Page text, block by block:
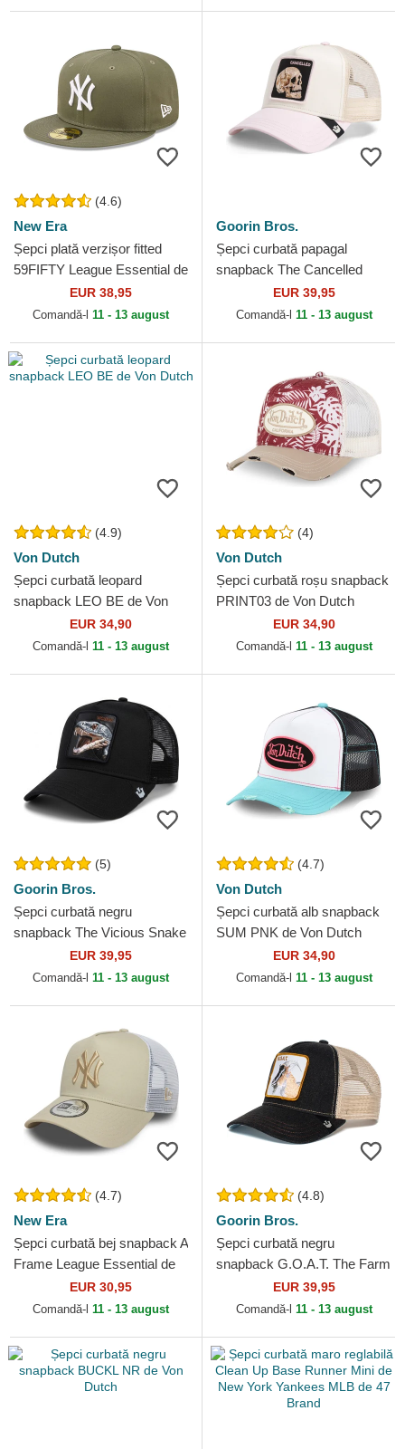
(4.6)
New Era
Șepci plată verzișor fitted
59FIFTY League Essential de
New York Yankees MLB de
New Era
EUR 38,95
Comandă-l 11 - 13 august
Goorin Bros.
Șepci curbată papagal
snapback The Cancelled
Skull Whisper The Farm
Goorin Bros.
EUR 39,95
Comandă-l 11 - 13 august
(4.9)
Von Dutch
Șepci curbată leopard
snapback LEO BE de Von
EUR 34,90
Comandă-l 11 - 13 august
(4)
Von Dutch
Șepci curbată roșu snapback
PRINT03 de Von Dutch
EUR 34,90
Comandă-l 11 - 13 august
(5)
Goorin Bros.
Șepci curbată negru
snapback The Vicious Snake
Core Combo The Farm
Goorin Bros.
EUR 39,95
Comandă-l 11 - 13 august
(4.7)
Von Dutch
Șepci curbată alb snapback
SUM PNK de Von Dutch
EUR 34,90
Comandă-l 11 - 13 august
(4.7)
New Era
Șepci curbată bej snapback A
Frame League Essential de
New York Yankees MLB de
New Era
EUR 30,95
Comandă-l 11 - 13 august
(4.8)
Goorin Bros.
Șepci curbată negru
snapback G.O.A.T. The Farm
Goorin Bros.EUR 39,95
Comandă-l 11 - 13 august